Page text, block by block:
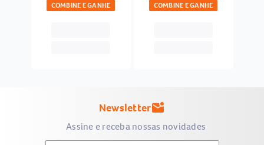
COMBINE E GANHE COMBINE E GANHE
Newslettermark_email_unread
Assine e receba nossas novidades